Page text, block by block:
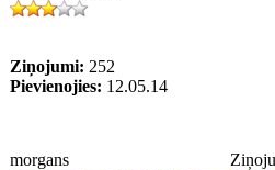
Ziņojumi: 252
Pievienojies: 12.05.14
morgans